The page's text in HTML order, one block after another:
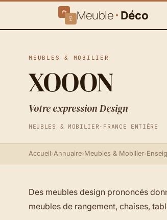
Meuble Déco
MEUBLES & MOBILIER
XOOON
Votre expression Design
MEUBLES & MOBILIER · FRANCE ENTIÈRE
Accueil›Annuaire›Meubles & Mobilier›
Des meubles design prononcés
meubles de rangement, chaises,